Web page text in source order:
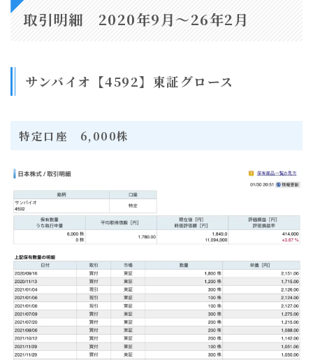
取引明細 2020年9月〜26年2月
サンバイオ【4592】東証グロース
特定口座 6,000株